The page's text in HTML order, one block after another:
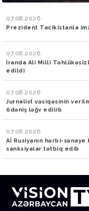
07.08.2026
Prezident Tacikistanla
07.08.2026
İranda Ali Milli
edildi
07.08.2026
Jurnalist vəsiqəsinin
ödəniş ləğv edilib
07.08.2026
Aİ Rusiyanın hərbi-
sanksiyalar tətbiq edib